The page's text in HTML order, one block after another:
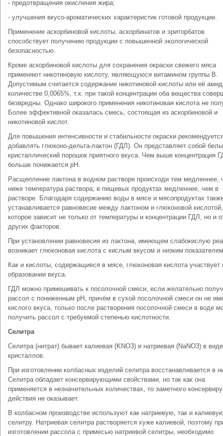
- предотвращения окисления жира;
- улучшения вкусо-ароматических характеристик готовой продукции.
Применение аскорбиновой кислоты, аскорбинатов и эриторбатов
способствует получению продукции с повышенной экологической
безопасностью.
Кроме аскорбиновой кислоты для сохранения окраски свежего мяса
применяют никотиновую кислоту, являющуюся витамином группы В.
Допустимым считается содержание никотиновой кислоты или её
количестве 0,0065%, т.к. при такой концентрации оба вещества
безвредны. Однако широкого применения никотиновая кислота не
Более эффективной оказалась смесь, состоящая из аскорбиновой и
никотиновой кислот.
Для повышения интенсивности и стабильности окраски
добавлять глюконо-дельта-лактон (ГДЛ). Он представляет собой
кристаллический порошок приятного вкуса. Чем выше концентрация
больше понижается рН.
Расщепление лактона в водном растворе происходи тем медленнее,
ниже температура раствора; в пищевых продуктах медленнее, чем в
растворе. Благодаря содержанию воды в мясе и мясопродуктах
устанавливается равновесие между лактоном и глюконовой кислотой,
которое зависит не только от температуры и концентрации ГДЛ, но и
других факторов.
При установлении равновесия из лактона, имеющем слабокислую
возникает глюконовая кислота с кислым вкусом и низким
Как и кислоты, содержащиеся в мясе, глюконовая кислота участвует
образовании вкуса.
ГДЛ можно примешивать к посолочной смеси, если желательно
рассол с пониженным рН, причём в сухой посолочной смеси он не
кислого вкуса, только после растворения посолочной смеси в воде
получить рассол с требуемой степенью кислотности.
Селитра
Селитра (нитрат) бывает калиевая (KNO3) и натриевая (NaNO3) в
кристаллов.
При изготовлении колбасных изделий селитра восстанавливается в
Селитра обладает консервирующими свойствами, но так как она
применяется в незначительных количествах, то заметного
действия не оказывает.
В колбасном производстве используют как натриевую, так и
селитру. Натриевая селитра растворяется хуже калиевой, поэтому
изготовлении рассола с примесью натриевой селитры, необходимо